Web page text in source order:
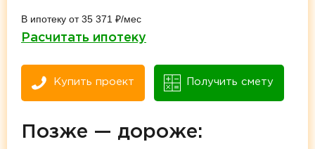
В ипотеку от 35 371 ₽/мес
Расчитать ипотеку
Купить проект Получить смету
Позже — дороже: